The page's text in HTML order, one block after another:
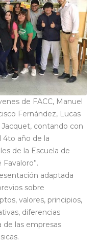
de FACC, Manuel
Fernández, Lucas
Jacquet, contando con
4to año de la
de la Escuela de
Favaloro”.
adaptada
sobre
valores, principios,
diferencias
de las empresas